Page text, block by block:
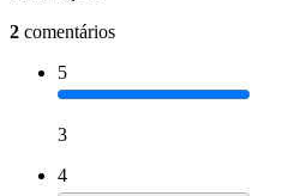
2 comentários
5
3
4